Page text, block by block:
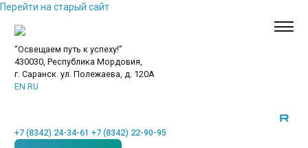
Перейти на старый сайт
“Освещаем путь к успеху!”
430030, Республика Мордовия,
г. Саранск. ул. Полежаева, д. 120А
EN RU
+7 (8342) 24-34-61 +7 (8342) 22-90-95